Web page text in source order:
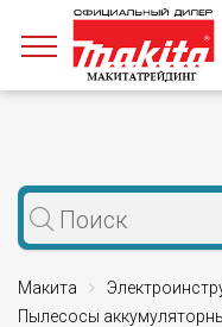
Макита
Пылесосы